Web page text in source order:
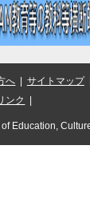
へ サイトマップ
ンク
Education,